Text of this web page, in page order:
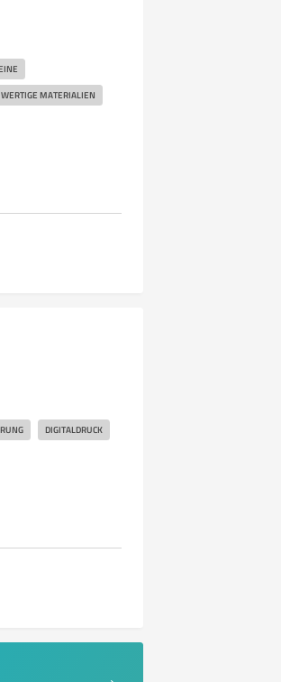
MATERIALIEN
DIGITALDRUCK